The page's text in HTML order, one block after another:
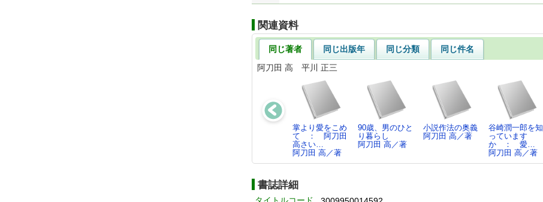
関連資料
同じ著者 同じ出版年 同じ分類
同じ件名
阿刀田 高 平川 正三
掌より愛をこめ
て ： 阿刀田
高さい…
阿刀田 高／著
90歳、男のひと
り暮らし
阿刀田 高／著
小説作法の奥義
阿刀田 高／著
谷崎潤一郎を知
っています
か ： 愛…
阿刀田 高／著
書誌詳細